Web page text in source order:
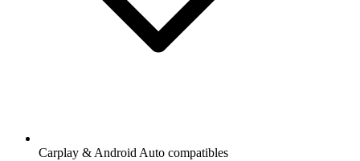
Carplay & Android Auto compatibles